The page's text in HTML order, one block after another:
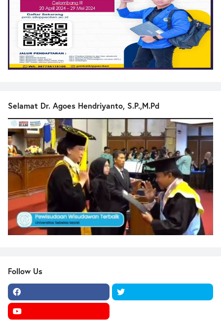
Selamat Dr. Agoes Hendriyanto, S.P.,M.Pd
Follow Us